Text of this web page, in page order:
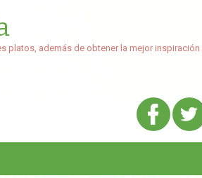
platos, además de obtener la mejor inspiración